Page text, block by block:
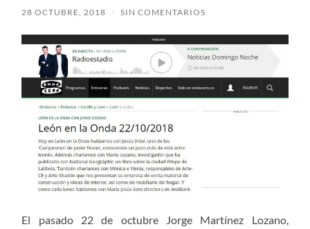
28 OCTUBRE, 2018 / SIN COMENTARIOS
El pasado 22 de octubre Jorge Martínez Lozano,